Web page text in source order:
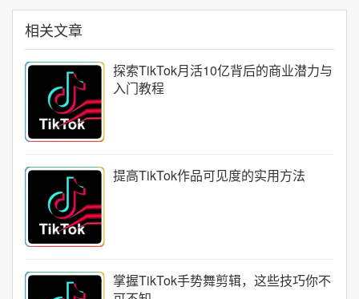
相关文章
探索TikTok月活10亿背后的商业潜力与
入门教程
提高TikTok作品可见度的实用方法
掌握TikTok手势舞剪辑，这些技巧你不